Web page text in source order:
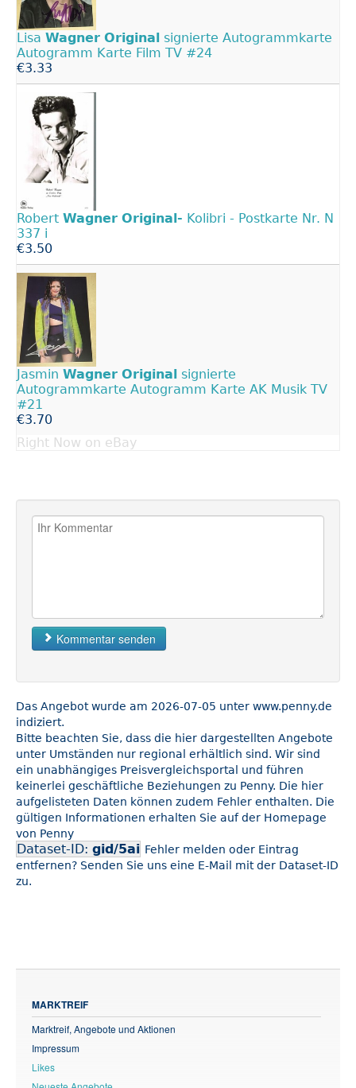
Lisa Wagner Original signierte Autogrammkarte
Autogramm Karte Film TV #24
€3.33
Robert Wagner Original- Kolibri - Postkarte Nr. N
337 i
€3.50
Jasmin Wagner Original signierte
Autogrammkarte Autogramm Karte AK Musik TV
#21
€3.70
Right Now on eBay
Kommentar senden
Das Angebot wurde am 2026-07-05 unter www.penny.de
indiziert.
Bitte beachten Sie, dass die hier dargestellten Angebote
unter Umständen nur regional erhältlich sind. Wir sind
ein unabhängiges Preisvergleichsportal und führen
keinerlei geschäftliche Beziehungen zu Penny. Die hier
aufgelisteten Daten können zudem Fehler enthalten. Die
gültigen Informationen erhalten Sie auf der Homepage
von Penny
Dataset-ID: gid/5ai Fehler melden oder Eintrag
entfernen? Senden Sie uns eine E-Mail mit der Dataset-ID
zu.
MARKTREIF
Marktreif, Angebote und Aktionen
Impressum
Likes